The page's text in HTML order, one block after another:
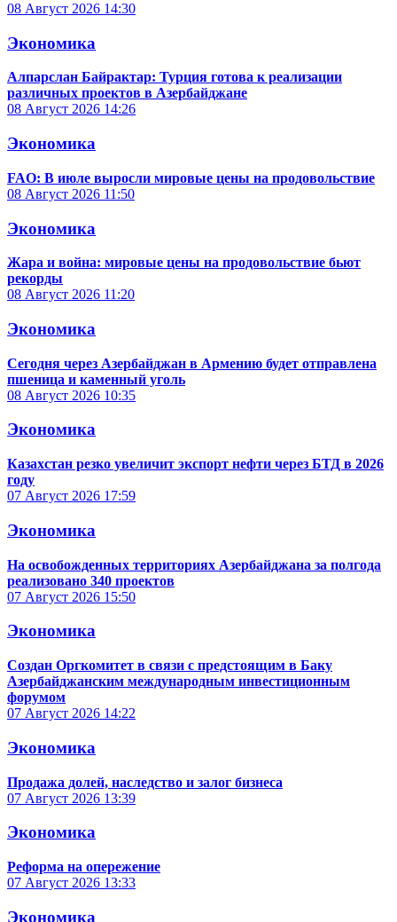
08 Август 2026 14:30
Экономика
Алпарслан Байрактар: Турция готова к реализации
различных проектов в Азербайджане
08 Август 2026 14:26
Экономика
FAO: В июле выросли мировые цены на продовольствие
08 Август 2026 11:50
Экономика
Жара и война: мировые цены на продовольствие бьют
рекорды
08 Август 2026 11:20
Экономика
Сегодня через Азербайджан в Армению будет отправлена
пшеница и каменный уголь
08 Август 2026 10:35
Экономика
Казахстан резко увеличит экспорт нефти через БТД в 2026
году
07 Август 2026 17:59
Экономика
На освобожденных территориях Азербайджана за полгода
реализовано 340 проектов
07 Август 2026 15:50
Экономика
Создан Оргкомитет в связи с предстоящим в Баку
Азербайджанским международным инвестиционным
форумом
07 Август 2026 14:22
Экономика
Продажа долей, наследство и залог бизнеса
07 Август 2026 13:39
Экономика
Реформа на опережение
07 Август 2026 13:33
Экономика